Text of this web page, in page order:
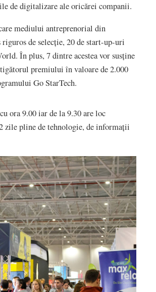
de digitalizare ale oricărei companii.
mediului antreprenorial din
de selecție, 20 de start-up-uri
În plus, 7 dintre acestea vor susține
premiului în valoare de 2.000
Go StarTech.
ora 9.00 iar de la 9.30 are loc
zile pline de tehnologie, de informații